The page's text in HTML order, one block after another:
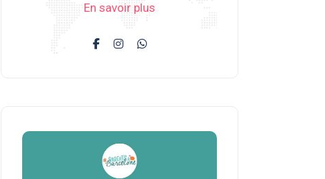
En savoir plus